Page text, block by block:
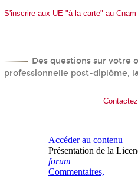
S'inscrire aux UE "à la carte" au Cnam
Des questions sur votre
professionnelle post-diplôme,